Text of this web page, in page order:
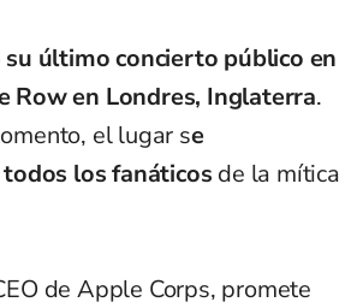
su último concierto público en
Row en Londres, Inglaterra.
el lugar se
los fanáticos de la mítica
de Apple Corps, promete